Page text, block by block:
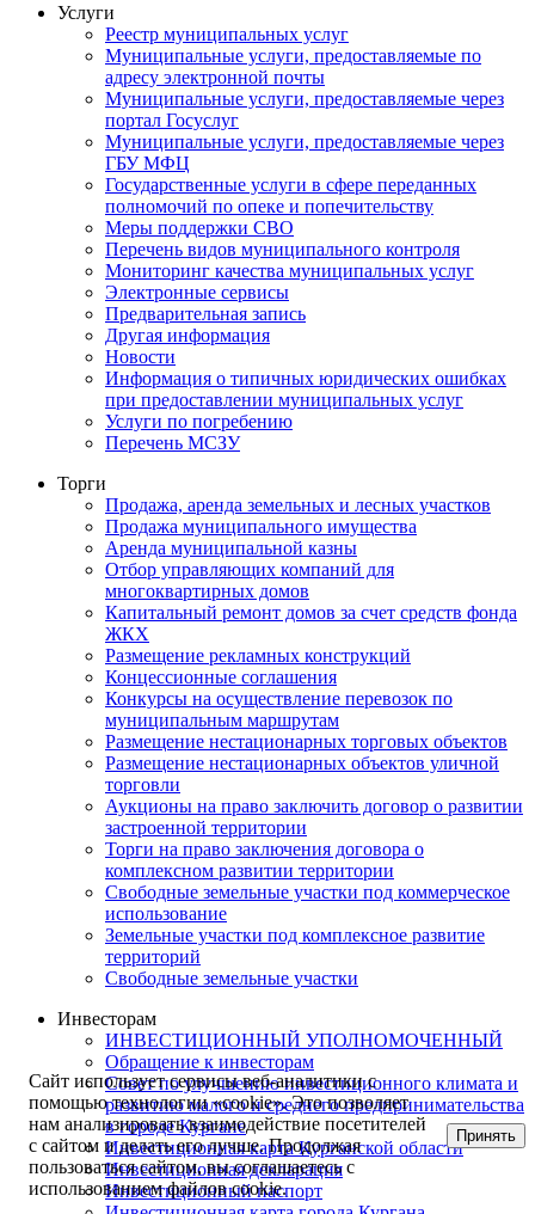
Услуги
Реестр муниципальных услуг
Муниципальные услуги, предоставляемые по
адресу электронной почты
Муниципальные услуги, предоставляемые через
портал Госуслуг
Муниципальные услуги, предоставляемые через
ГБУ МФЦ
Государственные услуги в сфере переданных
полномочий по опеке и попечительству
Меры поддержки СВО
Перечень видов муниципального контроля
Мониторинг качества муниципальных услуг
Электронные сервисы
Предварительная запись
Другая информация
Новости
Информация о типичных юридических ошибках
при предоставлении муниципальных услуг
Услуги по погребению
Перечень МСЗУ
Торги
Продажа, аренда земельных и лесных участков
Продажа муниципального имущества
Аренда муниципальной казны
Отбор управляющих компаний для
многоквартирных домов
Капитальный ремонт домов за счет средств фонда
ЖКХ
Размещение рекламных конструкций
Концессионные соглашения
Конкурсы на осуществление перевозок по
муниципальным маршрутам
Размещение нестационарных торговых объектов
Размещение нестационарных объектов уличной
торговли
Аукционы на право заключить договор о развитии
застроенной территории
Торги на право заключения договора о
комплексном развитии территории
Свободные земельные участки под коммерческое
использование
Земельные участки под комплексное развитие
территорий
Свободные земельные участки
Инвесторам
ИНВЕСТИЦИОННЫЙ УПОЛНОМОЧЕННЫЙ
Обращение к инвесторам
Совет по улучшению инвестиционного климата и
развитию малого и среднего предпринимательства
в городе Кургане
Инвестиционная карта Курганской области
Инвестиционная декларация
Инвестиционный паспорт
Сайт использует сервисы веб-аналитики с
помощью технологии «cookie». Это позволяет
нам анализировать взаимодействие посетителей
с сайтом и делать его лучше. Продолжая
пользоваться сайтом, вы соглашаетесь с
использованием файлов cookie.
Принять